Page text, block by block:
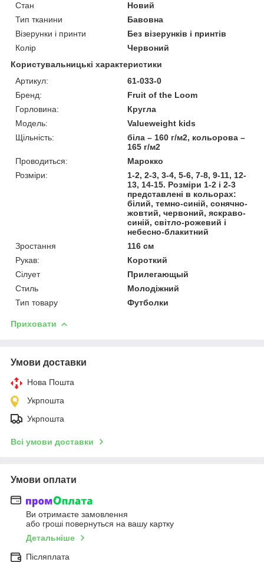
Стан
Новий
Тип тканини
Бавовна
Візерунки і принти
Без візерунків і принтів
Колір
Червоний
Користувальницькі характеристики
Артикул:
61-033-0
Бренд:
Fruit of the Loom
Горловина:
Кругла
Модель:
Valueweight kids
Щільність:
біла – 160 г/м2, кольорова –
165 г/м2
Проводиться:
Марокко
Розміри:
1-2, 2-3, 3-4, 5-6, 7-8, 9-11, 12-
13, 14-15. Розміри 1-2 і 2-3
представлені в кольорах:
білий, темно-синій, сонячно-
жовтий, червоний, яскраво-
синій, світло-рожевий і
небесно-блакитний
Зростання
116 см
Рукав:
Короткий
Сілует
Прилегающый
Стиль
Молодіжний
Тип товару
Футболки
Приховати
Умови доставки
Нова Пошта
Укрпошта
Укрпошта
Всі умови доставки
Умови оплати
Ви отримаєте замовлення
або гроші повернуться на вашу картку
Детальніше
Післяплата